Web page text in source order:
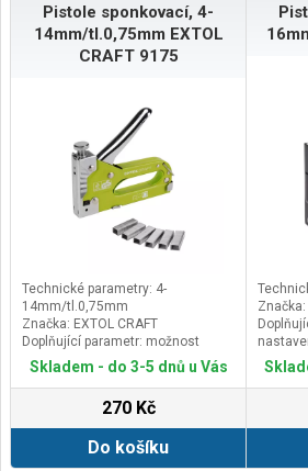
Pistole sponkovací, 4-
14mm/tl.0,75mm EXTOL
CRAFT 9175
Technické parametry: 4-
14mm/tl.0,75mm
Značka: EXTOL CRAFT
Doplňující parametr: možnost
nastavení síly úderu,vhodné pro
spony: výška 4-14mm, rozteč 11,3x
Skladem - do 3-5 dnů u Vás
270 Kč
Do košíku
Značka:
spony: